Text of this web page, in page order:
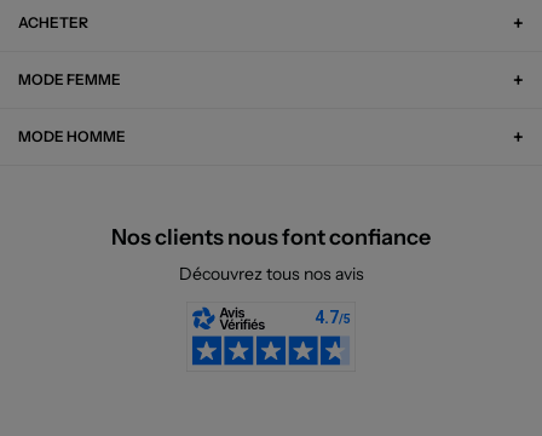
ACHETER
MODE FEMME
MODE HOMME
Nos clients nous font confiance
Découvrez tous nos avis